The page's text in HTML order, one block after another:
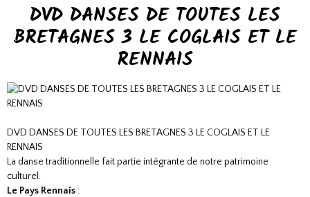
DVD DANSES DE TOUTES LES
BRETAGNES 3 LE COGLAIS ET LE
RENNAIS
DVD DANSES DE TOUTES LES BRETAGNES 3 LE COGLAIS ET LE
RENNAIS
La danse traditionnelle fait partie intégrante de notre patrimoine
culturel.
Le Pays Rennais :